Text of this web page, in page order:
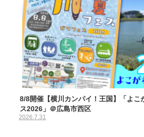
8/8開催【横川カンパイ！王国】「よこ
ス2026」＠広島市西区
2026.7.31